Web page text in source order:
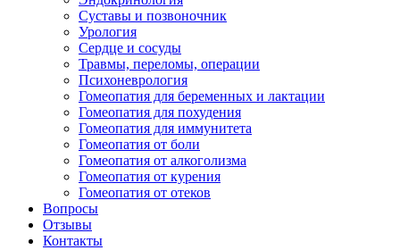
Суставы и позвоночник
Урология
Сердце и сосуды
Травмы, переломы, операции
Психоневрология
Гомеопатия для беременных и лактации
Гомеопатия для похудения
Гомеопатия для иммунитета
Гомеопатия от боли
Гомеопатия от алкоголизма
Гомеопатия от курения
Гомеопатия от отеков
Вопросы
Отзывы
Контакты